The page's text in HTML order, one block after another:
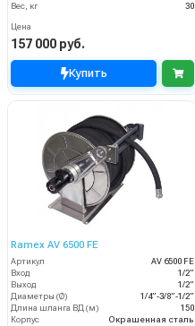
Вес, кг
30
Цена
157 000 руб.
Купить
Ramex AV 6500 FE
Артикул
AV 6500 FE
Вход
1/2”
Выход
1/2”
Диаметры (Ø)
1/4”-3/8”-1/2”
Длина шланга ВД (м)
150
Корпус
Окрашенная сталь